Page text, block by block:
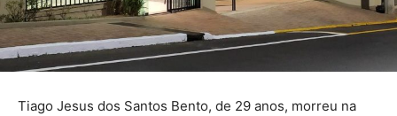
Tiago Jesus dos Santos Bento, de 29 anos, morreu na